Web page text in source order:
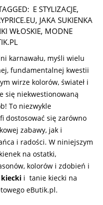
E STYLIZACJE,
, JAKA SUKIENKA
WŁOSKIE, MODNE
karnawału, myśli wielu
fundamentalnej kwestii
wirze kolorów, świateł i
się niekwestionowaną
To niezwykle
dostosować się zarówno
zabawy, jak i
i radości. W niniejszym
na ostatki,
kolorów i zdobień i
i tanie kiecki na
eButik.pl.